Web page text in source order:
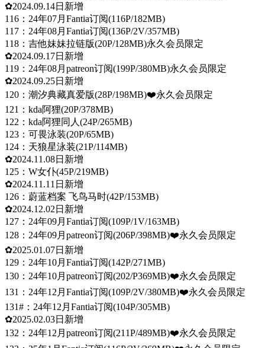
✿2024.09.14日新增
116：24年07月Fantia订阅(116P/182MB)
117：24年08月Fantia订阅(136P/2V/357MB)
118：吉他妹妹拉链版(20P/128MB)永久会员限定
✿2024.09.17日新增
119：24年08月patreon订阅(199P/380MB)永久会员限定
✿2024.09.25日新增
120：潮汐典藏真爱版(28P/198MB)❤️永久会员限定
121：kda阿狸(20P/378MB)
122：kda阿狸同人(24P/265MB)
123：可畏泳装(20P/65MB)
124：天狼星泳装(21P/114MB)
✿2024.11.08日新增
125：W女仆(45P/219MB)
✿2024.11.11日新增
126：蔚蓝档案 飞鸟马时(42P/153MB)
✿2024.12.02日新增
127：24年09月Fantia订阅(109P/1V/163MB)
128：24年09月patreon订阅(206P/398MB)❤️永久会员限定
✿2025.01.07日新增
129：24年10月Fantia订阅(142P/271MB)
130：24年10月patreon订阅(202/P369MB)❤️永久会员限定
131：24年12月Fantia订阅(109P/2V/380MB)❤️永久会员限定
131#：24年12月Fantia订阅(104P/305MB)
✿2025.02.03日新增
132：24年12月patreon订阅(211P/489MB)❤️永久会员限定